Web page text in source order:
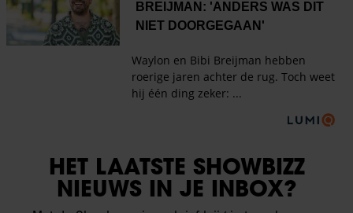
HET LAATSTE SHOWBIZZ
NIEUWS IN JE INBOX?